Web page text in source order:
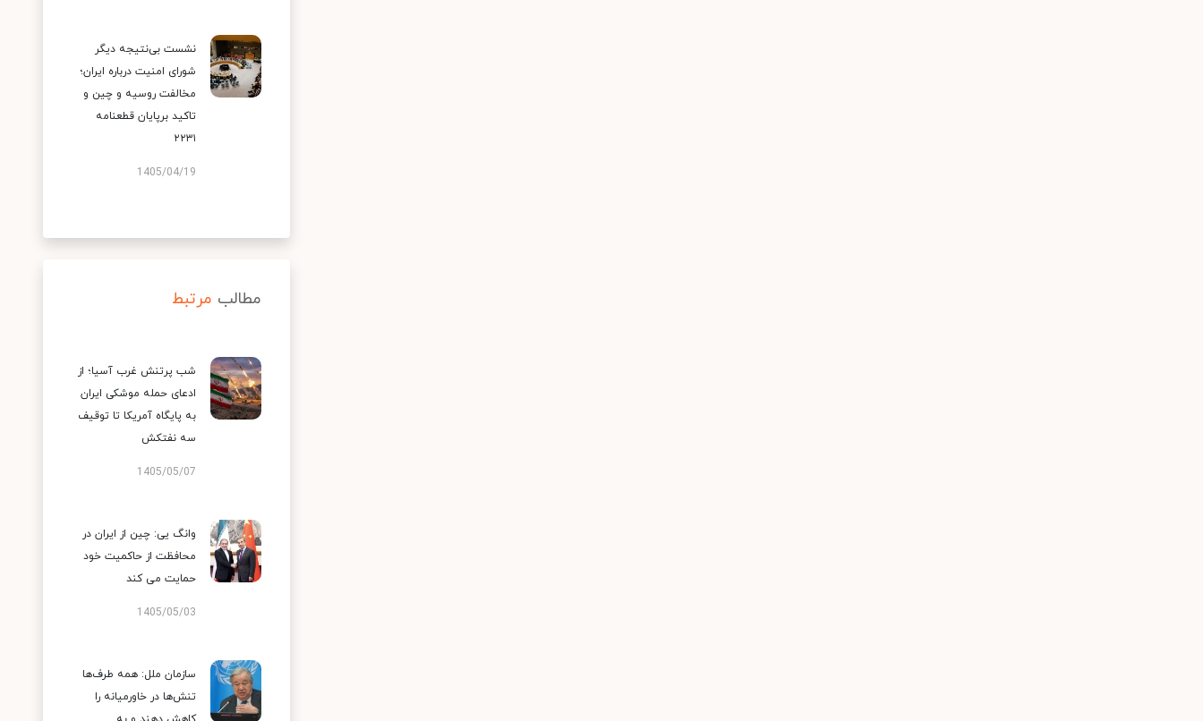
نشست بی‌نتیجه دیگر
شورای امنیت درباره ایران؛
مخالفت روسیه و چین و
تاکید برپایان قطعنامه
۲۲۳۱
1405/04/19
مطالب مرتبط
شب پرتنش غرب آسیا؛ از
ادعای حمله موشکی ایران
به پایگاه آمریکا تا توقیف
سه نفتکش
1405/05/07
وانگ یی: چین از ایران در
محافظت از حاکمیت خود
حمایت می کند
1405/05/03
سازمان ملل: همه طرف‌ها
تنش‌ها در خاورمیانه را